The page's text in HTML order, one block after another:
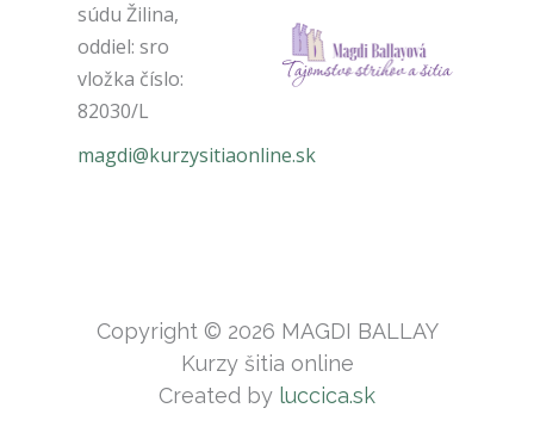
súdu Žilina,
oddiel: sro
vložka číslo:
82030/L
magdi@kurzysitiaonline.sk
Copyright © 2026 MAGDI BALLAY
Kurzy šitia online
Created by luccica.sk